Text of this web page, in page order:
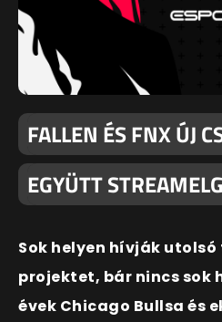
FALLEN ÉS FNX ÚJ
EGYÜTT
Sok helyen hívják
projektet, bár nincs sok
évek Chicago Bullsa és